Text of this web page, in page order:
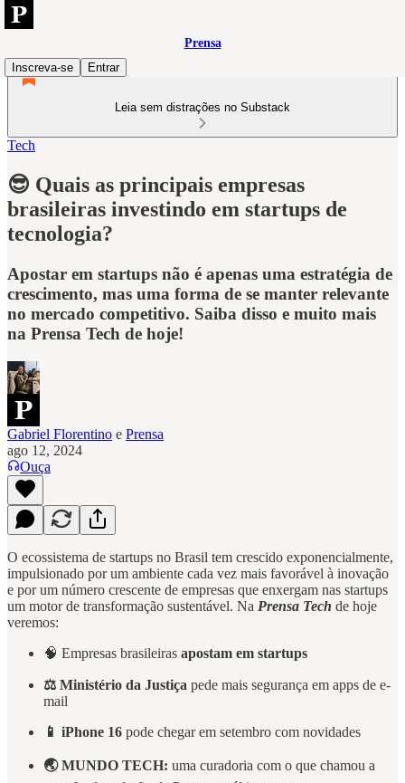
Prensa
Inscreva-se
Entrar
Leia sem distrações no Substack
Tech
😎 Quais as principais empresas
brasileiras investindo em startups de
tecnologia?
Apostar em startups não é apenas uma estratégia de
crescimento, mas uma forma de se manter relevante
no mercado competitivo. Saiba disso e muito mais
na Prensa Tech de hoje!
Gabriel Florentino e Prensa
ago 12, 2024
Ouça
O ecossistema de startups no Brasil tem crescido exponencialmente,
impulsionado por um ambiente cada vez mais favorável à inovação
e por um número crescente de empresas que enxergam nas startups
um motor de transformação sustentável. Na Prensa Tech de hoje
veremos:
🧠 Empresas brasileiras apostam em startups
⚖️ Ministério da Justiça pede mais segurança em apps de e-
mail
📱 iPhone 16 pode chegar em setembro com novidades
🌏 MUNDO TECH: uma curadoria com o que chamou a